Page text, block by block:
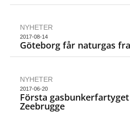
NYHETER
2017-08-14
Göteborg får naturgas
NYHETER
2017-06-20
Första
Zeebrugge